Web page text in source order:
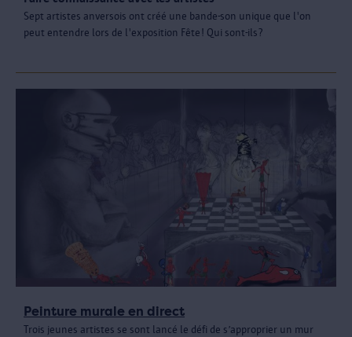
Sept artistes anversois ont créé une bande-son unique que l'on
peut entendre lors de l'exposition Fête! Qui sont-ils?
Peinture murale en direct
Trois jeunes artistes se sont lancé le défi de s’approprier un mur